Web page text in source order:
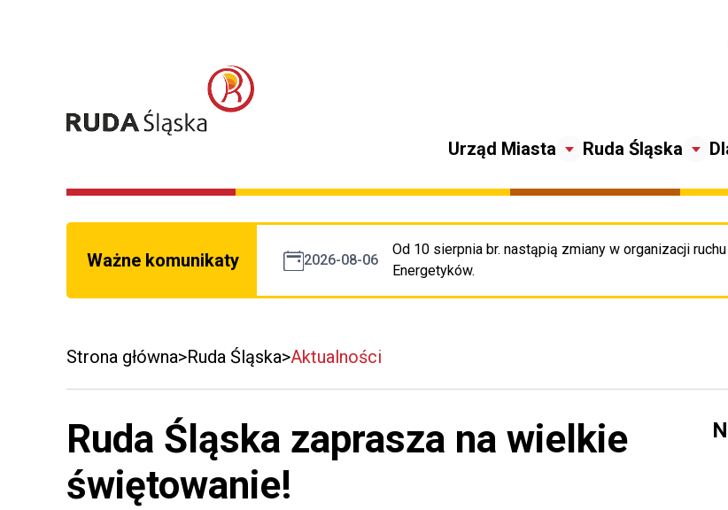
Urząd Miasta Ruda Śląska
Ważne komunikaty 2026-08-06
Od 10 sierpnia br. nastąpią zmiany w organizacji
Energetyków.
Strona główna Ruda Śląska Aktualności
Ruda Śląska zaprasza na wielkie
świętowanie!